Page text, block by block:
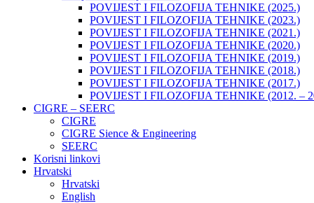
POVIJEST I FILOZOFIJA TEHNIKE (2025.)
POVIJEST I FILOZOFIJA TEHNIKE (2023.)
POVIJEST I FILOZOFIJA TEHNIKE (2021.)
POVIJEST I FILOZOFIJA TEHNIKE (2020.)
POVIJEST I FILOZOFIJA TEHNIKE (2019.)
POVIJEST I FILOZOFIJA TEHNIKE (2018.)
POVIJEST I FILOZOFIJA TEHNIKE (2017.)
POVIJEST I FILOZOFIJA TEHNIKE (2012. –
CIGRE – SEERC
CIGRE
CIGRE Sience & Engineering
SEERC
Korisni linkovi
Hrvatski
Hrvatski
English